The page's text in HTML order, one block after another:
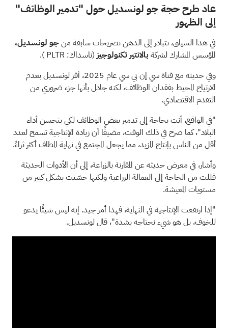
عاد طرح حجة جو لونسديل حول "تدمير الوظائف"
إلى الظهور
في هذا السياق، تتبادر إلى الذهن تصريحات سابقة منجو لونسديل،
المؤسس المشارك لشركة بالانتير تكنولوجيز (ناسداك: PLTR
).
وفي حديثه مع قناة سي إن بي سي عام 2025، أقر لونسديل بعدم
الارتياح المحيط بفقدان الوظائف، لكنه جادل بأنها جزء ضروري من
التقدم الاقتصادي.
"في الواقع، أنت بحاجة إلى تدمير بعض الوظائف لكي يتحسن أداء
البلاد"، كما صرح في ذلك الوقت، مضيفًا أن زيادة الإنتاجية تسمح لعدد
أقل من الناس بإنتاج المزيد، مما يجعل المجتمع في نهاية المطاف أكثر ثراءً.
وأشار، في معرض حديثه عن المقارنة بالزراعة، إلى أن الأدوات الحديثة
قللت من الحاجة إلى العمالة الزراعية ولكنها حسّنت بشكل كبير من
مستويات المعيشة.
"إذا ارتفعت الإنتاجية في النهاية، فهذا أمر جيد. إنه ليس شيئًا يدعو
للخوف، بل هو شيء نحتاجه بشدة"، قال لونسديل.